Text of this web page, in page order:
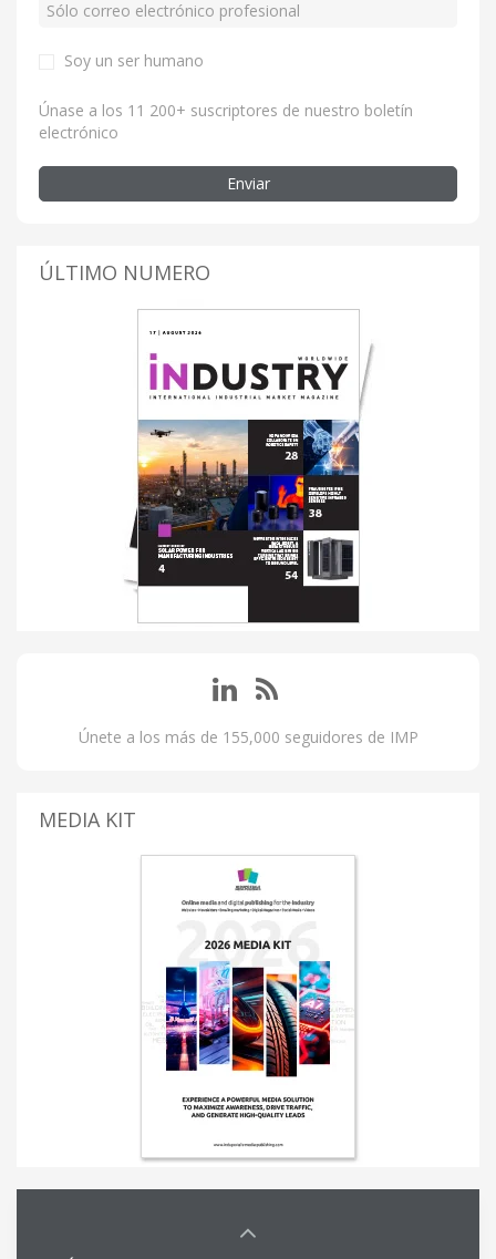
Soy un ser humano
Únase a los 11 200+ suscriptores de nuestro boletín
electrónico
Enviar
ÚLTIMO NUMERO
Únete a los más de 155,000 seguidores de IMP
MEDIA KIT